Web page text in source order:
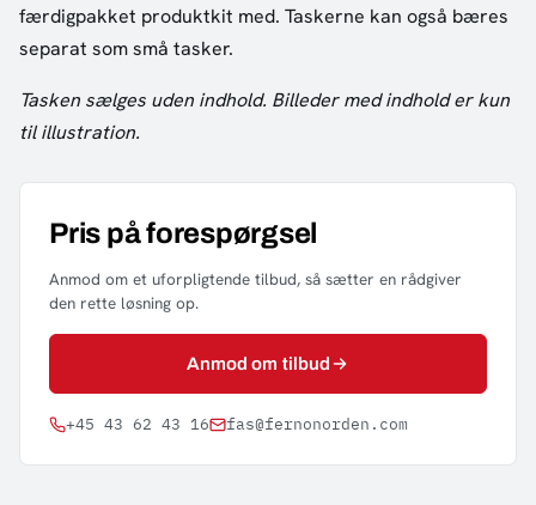
færdigpakket produktkit med. Taskerne kan også bæres
separat som små tasker.
Tasken sælges uden indhold. Billeder med indhold er kun
til illustration.
Pris på forespørgsel
Anmod om et uforpligtende tilbud, så sætter en rådgiver
den rette løsning op.
Anmod om tilbud
+45 43 62 43 16 fas@fernonorden.com